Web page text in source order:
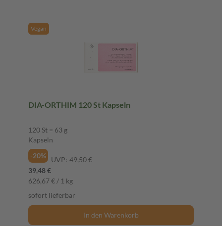
Vegan
DIA-ORTHIM 120 St Kapseln
120 St = 63 g
Kapseln
-20%
UVP: 49,50 €
39,48 €
626,67 € / 1 kg
sofort lieferbar
In den Warenkorb